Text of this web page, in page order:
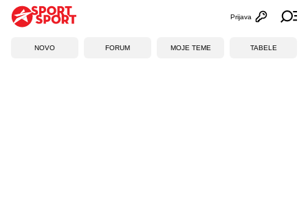
Otvori
Prijava
NOVO FORUM MOJE TEME TABELE